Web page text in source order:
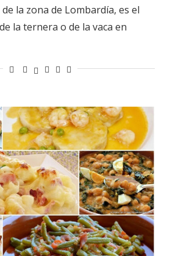
la zona de Lombardía, es el
la ternera o de la vaca en